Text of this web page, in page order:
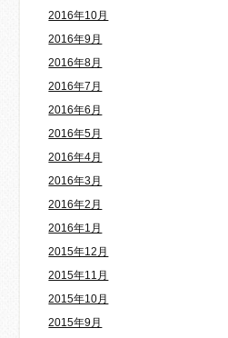
2016年10月
2016年9月
2016年8月
2016年7月
2016年6月
2016年5月
2016年4月
2016年3月
2016年2月
2016年1月
2015年12月
2015年11月
2015年10月
2015年9月